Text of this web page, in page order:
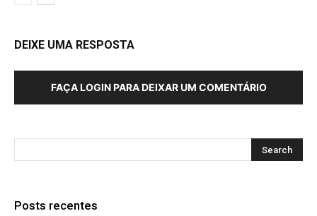
DEIXE UMA RESPOSTA
FAÇA LOGIN PARA DEIXAR UM COMENTÁRIO
Posts recentes